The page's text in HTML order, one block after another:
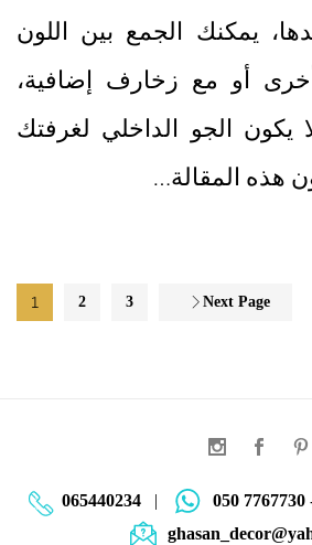
يمكنك الجمع بين اللون
أو مع زخارف إضافية،
يكون الجو الداخلي لغرفتك
هذه المقالة…
1 2 3 Next Page
065440234| 050 7767730